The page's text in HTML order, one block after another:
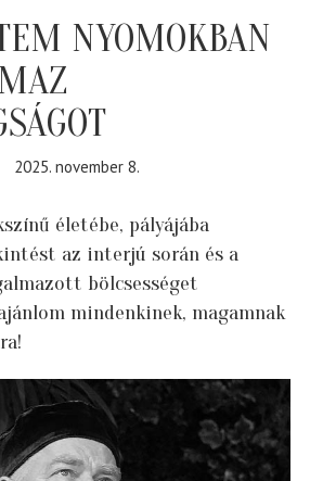
NYOMOKBAN
2025. november 8.
életébe, pályájába
az interjú során és a
bölcsességet
mindenkinek, magamnak